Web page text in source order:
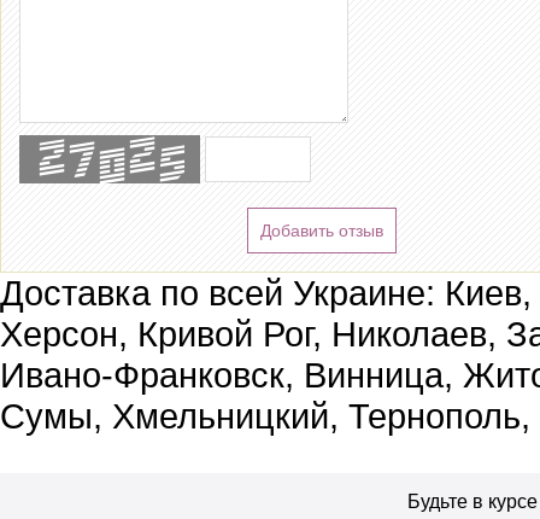
Добавить отзыв
Доставка по всей Украине:
Херсон, Кривой Рог, Николаев,
Ивано-Франковск, Винница,
Сумы, Хмельницкий, Тернополь,
Будьте в